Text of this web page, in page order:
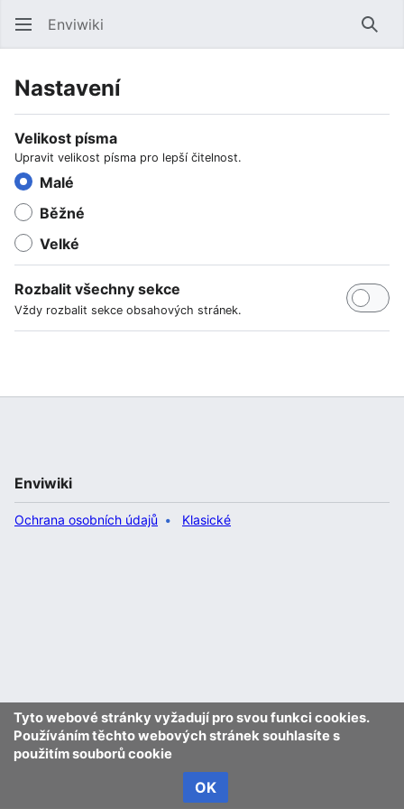
Enviwiki
Nastavení
Velikost písma
Upravit velikost písma pro lepší čitelnost.
Malé
Běžné
Velké
Rozbalit všechny sekce
Vždy rozbalit sekce obsahových stránek.
Tyto webové stránky vyžadují pro svou funkci cookies.
Používáním těchto webových stránek souhlasíte s
použitím souborů cookie
OK
Enviwiki
Ochrana osobních údajů Klasické